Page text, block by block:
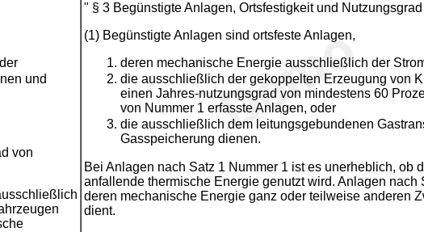
und
von
" § 3 Begünstigte Anlagen, Ortsfestigkeit und Nutzungsgrad
(1) Begünstigte Anlagen sind ortsfeste Anlagen,
deren mechanische Energie ausschließlich der
die ausschließlich der gekoppelten Erzeugung von
einen Jahres-nutzungsgrad von mindestens 60
von Nummer 1 erfasste Anlagen, oder
die ausschließlich dem leitungsgebundenen
Gasspeicherung dienen.
Bei Anlagen nach Satz 1 Nummer 1 ist es unerheblich, ob
anfallende thermische Energie genutzt wird. Anlagen nach
deren mechanische Energie ganz oder teilweise anderen
dient.